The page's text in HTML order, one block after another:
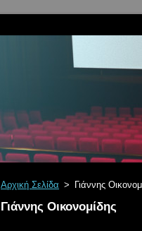
Αρχική Σελίδα > Γιάννης
Γιάννης Οικονομίδης